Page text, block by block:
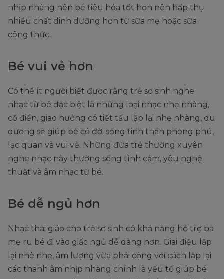
nhịp nhàng nên bé tiêu hóa tốt hơn nên hấp thụ
nhiều chất dinh dưỡng hơn từ sữa mẹ hoặc sữa
công thức.
Bé vui vẻ hơn
Có thể ít người biết được rằng trẻ sơ sinh nghe
nhạc từ bé đặc biệt là những loại nhạc nhẹ nhàng,
cổ điển, giao hưởng có tiết tấu lặp lại nhẹ nhàng, du
dương sẽ giúp bé có đời sống tinh thần phong phú,
lạc quan và vui vẻ. Những đứa trẻ thường xuyên
nghe nhạc này thường sống tình cảm, yêu nghệ
thuật và âm nhạc từ bé.
Bé dễ ngủ hơn
Nhạc thai giáo cho trẻ sơ sinh có khả năng hỗ trợ ba
mẹ ru bé đi vào giấc ngủ dễ dàng hơn. Giai điệu lặp
lại nhè nhẹ, âm lượng vừa phải cộng với cách lặp lại
các thanh âm nhịp nhàng chính là yếu tố giúp bé